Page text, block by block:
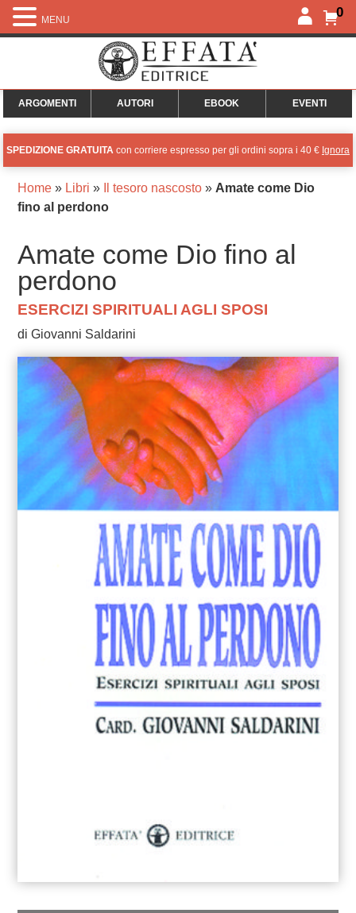
0
ARGOMENTI AUTORI EBOOK EVENTI
SPEDIZIONE GRATUITA con corriere espresso per gli ordini sopra i 40 € Ignora
Home» Libri » Il tesoro nascosto» Amate come Dio
fino al perdono
Amate come Dio fino al
perdono
ESERCIZI SPIRITUALI AGLI SPOSI
di Giovanni Saldarini
MENU